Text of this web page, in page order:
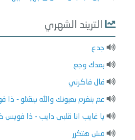
التريند الشهري
جدع
بعدك وجع
قال فاكرني
عم بنغرم بعيونك والله بيقتلو - ذا
يا غايب انا قلبى دايب - ذا فويس كيدز
مش هتكرر